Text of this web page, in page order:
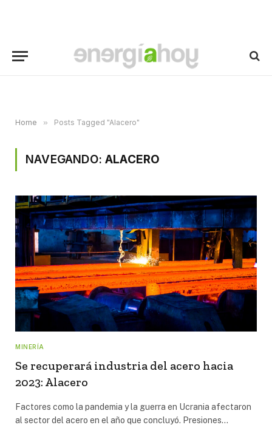
Home » Posts Tagged "Alacero"
NAVEGANDO:ALACERO
MINERÍA
Se recuperará industria del acero hacia
2023: Alacero
Factores como la pandemia y la guerra en Ucrania afectaron
al sector del acero en el año que concluyó. Presiones…